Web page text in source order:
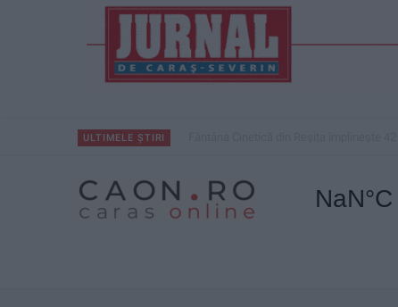
ULTIMELE ȘTIRI